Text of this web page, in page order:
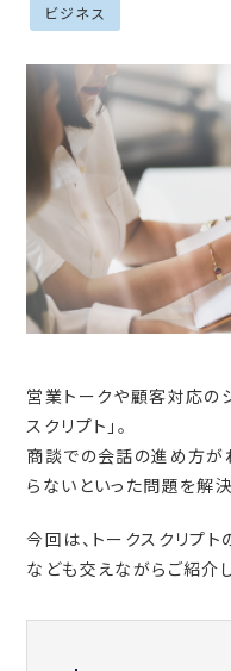
ビジネス
営業トークや顧客対応の
スクリプト」。
商談での会話の進め方が
らないといった問題を解
今回は、トークスクリプト
なども交えながらご紹介